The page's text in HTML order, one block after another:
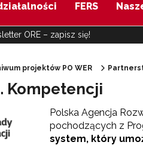
FERS
ORE – zapisz się!
trenerów"
projektów PO WER
Kompetencji
Polska Agencja
pochodzących z
system, który